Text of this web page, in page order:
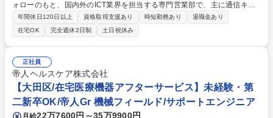
ォローのもと、国内外のICT業界を担当する専門営業部で、主に通信キャ
リアや通信インフラ事業者、ITベンダー等を主な顧客とした、 リース・フ
ァイナンス等の営業 全般をご担当いただきます。 ■顧客ニーズや課題を踏
まえた、ICT関連投資(通信設備、ネットワーク機器、ITインフラ等)に係る
各種ファイナンス・ソリューション提案 ■顧客の事業性・財務状況・投資
計画等を踏まえた案件検討、与信判断 ■リース、割賦、各種ファイナンス
スキームの組成および実行 ■営業部内や関係部署（審査部・法務部等）と
連携した案件推進 ■既存顧客との中長期的な取引関係の構築および深耕 募
集職種 ソリューション営業/ICTソリューション部/銀行出身者歓迎/在宅勤
務可能
年間休日120日以上 資格取得支援あり 時短勤務あり
退職金あり
在宅OK
完全週休2日制 土日祝休み
正社員
帝人ヘルスケア株式会社
【大田区/在宅医療機器アフターサービス】未経験・第
二新卒OK/帝人Gr 機械フィールド/サポートエンジニア
月給22万7600円～35万9900円